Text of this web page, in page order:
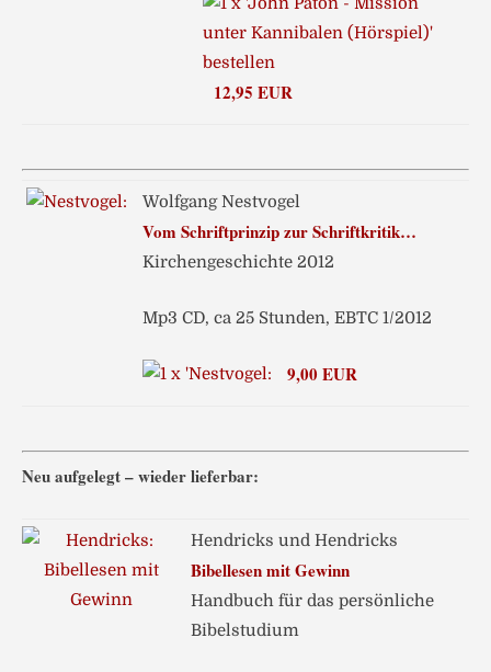
12,95 EUR
Wolfgang Nestvogel
Vom Schriftprinzip zur Schriftkritik…
Kirchengeschichte 2012
Mp3 CD, ca 25 Stunden, EBTC 1/2012
9,00 EUR
Neu aufgelegt – wieder lieferbar:
Hendricks und Hendricks
Bibellesen mit Gewinn
Handbuch für das persönliche
Bibelstudium